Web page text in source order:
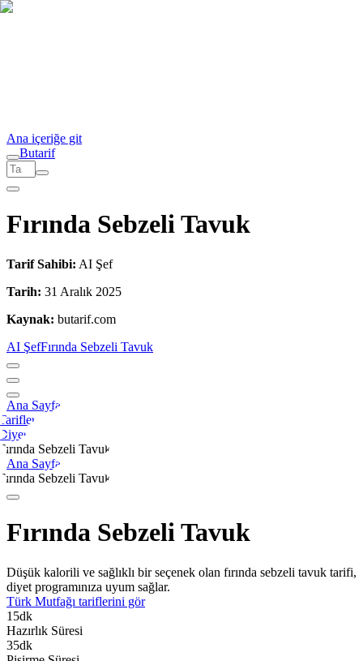
Ana içeriğe git
Butarif
Fırında Sebzeli Tavuk
Tarif Sahibi: AI Şef
Tarih: 31 Aralık 2025
Kaynak: butarif.com
AI ŞefFırında Sebzeli Tavuk
Ana Sayfa
Sebzeli Tavuk
Ana Sayfa
Sebzeli Tavuk
Fırında Sebzeli Tavuk
Düşük kalorili ve sağlıklı bir seçenek olan fırında sebzeli tavuk tarifi,
diyet programınıza uyum sağlar.
Türk Mutfağı tariflerini gör
15dk
Hazırlık Süresi
35dk